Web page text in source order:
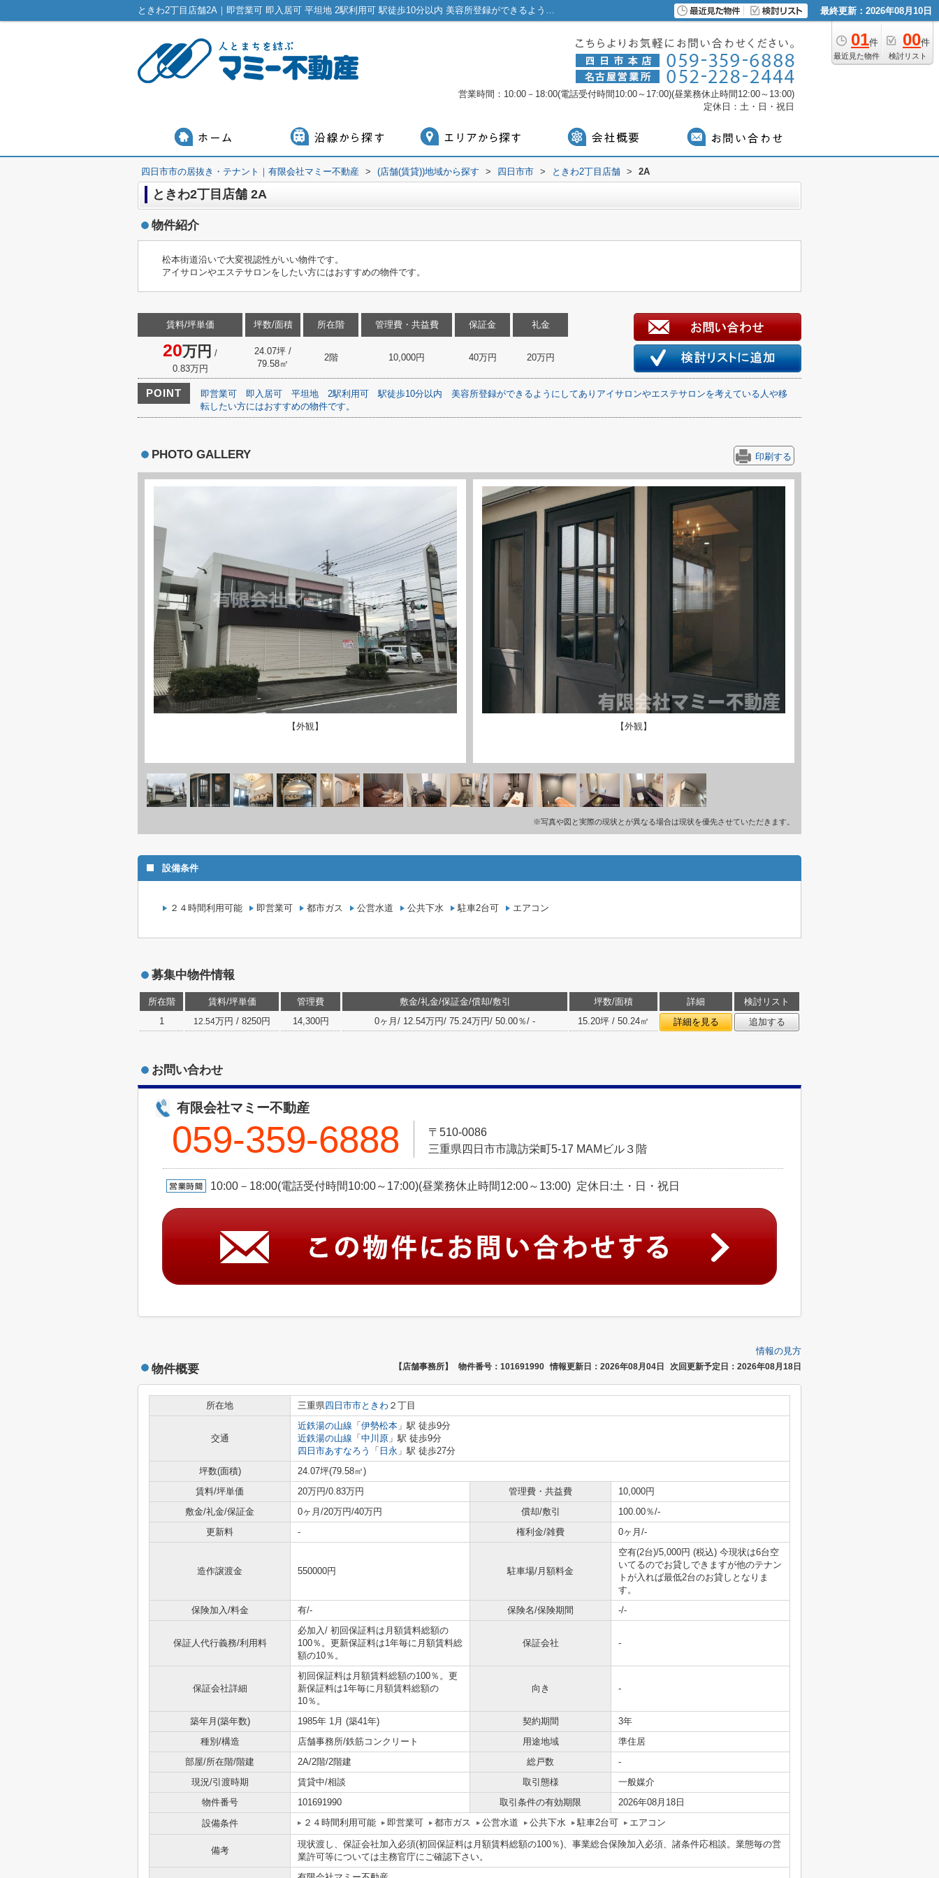
ときわ2丁目店舗2A｜即営業可 即入居可 平坦地 2駅利用可 駅徒歩10分以内 美容所登録ができるようにしてありアイサロンやエステサロンを考えている人や移転したい方にはおすすめの物件です。｜四日市市の居抜き・テナント｜有限会社マミー不動産 最終更新：2026年08月10日
01件
最近見た物件
00件
検討リスト
営業時間：10:00－18:00(電話受付時間10:00～17:00)(昼業務休止時間12:00～13:00)
定休日：土・日・祝日
四日市市の居抜き・テナント｜有限会社マミー不動産 > (店舗(賃貸))地域から探す > 四日市市 > ときわ2丁目店舗 > 2A
ときわ2丁目店舗 2A
物件紹介
松本街道沿いで大変視認性がいい物件です。
アイサロンやエステサロンをしたい方にはおすすめの物件です。
賃料/坪単価
20万円 /
0.83万円
坪数/面積
24.07坪 /
79.58㎡
所在階
2階
管理費・共益費
10,000円
保証金
40万円
礼金
20万円
POINT 即営業可 即入居可 平坦地 2駅利用可 駅徒歩10分以内
美容所登録ができるようにしてありアイサロンやエステサロンを考えている人や移
転したい方にはおすすめの物件です。
PHOTO GALLERY 印刷する
【外観】 【外観】
※写真や図と実際の現状とが異なる場合は現状を優先させていただきます。
設備条件
２４時間利用可能 即営業可 都市ガス 公営水道 公共下水 駐車2台可 エアコン
募集中物件情報
所在階 賃料/坪単価 管理費 敷金/礼金/保証金/償却/敷引 坪数/面積 詳細
検討リスト
1
12.54万円 / 8250円 14,300円 0ヶ月/ 12.54万円/ 75.24万円/ 50.00％/ - 15.20坪 / 50.24㎡ 詳細を見る 追加する
お問い合わせ
有限会社マミー不動産
059-359-6888
〒510-0086
三重県四日市市諏訪栄町5-17 MAMビル３階
10:00－18:00(電話受付時間10:00～17:00)(昼業務休止時間12:00～13:00) 定休日:土・日・祝日
情報の見方
物件概要 【店舗事務所】 物件番号：101691990 情報更新日：2026年08月04日 次回更新予定日：2026年08月18日
所在地 三重県四日市市ときわ ２丁目
交通
近鉄湯の山線 「 伊勢松本 」駅 徒歩9分
近鉄湯の山線 「 中川原 」駅 徒歩9分
四日市あすなろう
「 日永 」駅 徒歩27分
坪数(面積)
24.07坪(79.58㎡)
賃料/坪単価
20万円/0.83万円 管理費・共益費
10,000円
敷金/礼金/保証金
0ヶ月/20万円/40万円 償却/敷引
100.00％/-
更新料
- 権利金/雑費 0ヶ月/-
造作譲渡金 550000円 駐車場/月額料金
空有(2台)/5,000円 (税込) 今現状は6台空
いてるのでお貸しできますが他のテナン
トが入れば最低2台のお貸しとなりま
す。
保険加入/料金
有/- 保険名/保険期間 -/-
保証人代行義務/利用料
必加入/ 初回保証料は月額賃料総額の
100％。更新保証料は1年毎に月額賃料総
額の10％。
保証会社 -
保証会社詳細
初回保証料は月額賃料総額の100％。更
新保証料は1年毎に月額賃料総額の
10％。
向き -
築年月(築年数) 1985年 1月 (築41年) 契約期間
3年
種別/構造
店舗事務所/鉄筋コンクリート 用途地域
準住居
部屋/所在階/階建
2A/2階/2階建 総戸数
-
現況/引渡時期
賃貸中/相談 取引態様
一般媒介
物件番号
101691990 取引条件の有効期限
2026年08月18日
設備条件
２４時間利用可能 即営業可 都市ガス 公営水道 公共下水 駐車2台可 エアコン
備考
現状渡し、保証会社加入必須(初回保証料は月額賃料総額の100％)、事業総合保険加入必須、諸条件応相談。業態毎の営
業許可等については主務官庁にご確認下さい。